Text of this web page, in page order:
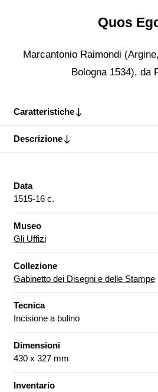
Quos
Marcantonio Raimondi
Bologna 1534), da
Caratteristiche
Descrizione
Data
1515-16 c.
Museo
Gli Uffizi
Collezione
Gabinetto dei Disegni e delle Stampe
Tecnica
Incisione a bulino
Dimensioni
430 x 327 mm
Inventario